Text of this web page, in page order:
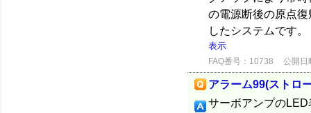
の電源断後の原点
したシステムです
表示
FAQ番号：10738 公開日
アラーム99(ストロ
サーボアンプの